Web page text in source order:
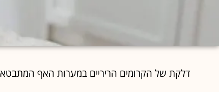
דלקת של הקרומים הריריים במערות האף